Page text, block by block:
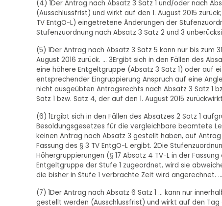
(4) 1Der Antrag nach Absatz 3 Satz 1 und/oder nach
(Ausschlussfrist) und wirkt auf den 1. August 2015
TV EntgO-L) eingetretene Änderungen der
Stufenzuordnung nach Absatz 3 Satz 2 und 3
(5) 1Der Antrag nach Absatz 3 Satz 5 kann nur bis zum
August 2016 zurück. ... 3Ergibt sich in den Fällen des
eine höhere Entgeltgruppe (Absatz 3 Satz 1) oder auf
entsprechender Eingruppierung Anspruch auf eine
nicht ausgeübten Antragsrechts nach Absatz 3 Satz 1
Satz 1 bzw. Satz 4, der auf den 1. August 2015
(6) 1Ergibt sich in den Fällen des Absatzes 2 Satz 1
Besoldungsgesetzes für die vergleichbare beamtete
keinen Antrag nach Absatz 3 gestellt haben, auf
Fassung des § 3 TV EntgO-L ergibt. 2Die
Höhergruppierungen (§ 17 Absatz 4 TV-L in der
Entgeltgruppe der Stufe 1 zugeordnet, wird sie
die bisher in Stufe 1 verbrachte Zeit wird angerechnet. ...
(7) 1Der Antrag nach Absatz 6 Satz 1 ... kann nur
gestellt werden (Ausschlussfrist) und wirkt auf den